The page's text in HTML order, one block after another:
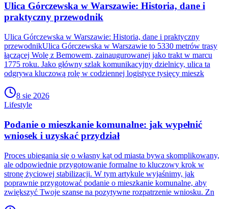
Ulica Górczewska w Warszawie: Historia, dane i
praktyczny przewodnik
Ulica Górczewska w Warszawie: Historia, dane i praktyczny
przewodnikUlica Górczewska w Warszawie to 5330 metrów trasy
łączącej Wolę z Bemowem, zainaugurowanej jako trakt w marcu
1775 roku. Jako główny szlak komunikacyjny dzielnicy, ulica ta
odgrywa kluczową rolę w codziennej logistyce tysięcy mieszk
8 sie 2026
Lifestyle
Podanie o mieszkanie komunalne: jak wypełnić
wniosek i uzyskać przydział
Proces ubiegania się o własny kąt od miasta bywa skomplikowany,
ale odpowiednie przygotowanie formalne to kluczowy krok w
stronę życiowej stabilizacji. W tym artykule wyjaśnimy, jak
poprawnie przygotować podanie o mieszkanie komunalne, aby
zwiększyć Twoje szanse na pozytywne rozpatrzenie wniosku. Zn